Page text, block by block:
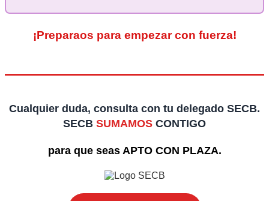
¡Preparaos para empezar con fuerza!
Cualquier duda, consulta con tu delegado SECB.
SECB SUMAMOS CONTIGO
para que seas APTO CON PLAZA.